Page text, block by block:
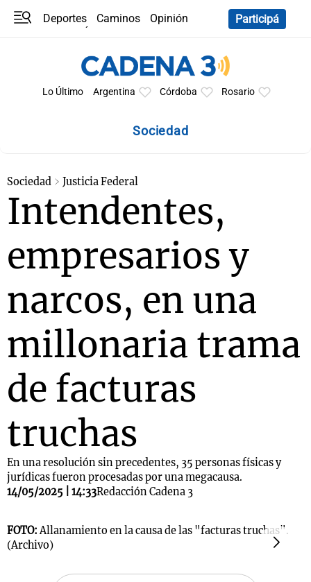
Deportes Caminos
Opinión
Participá
Lo Último Argentina Córdoba Rosario
Sociedad
Sociedad Justicia Federal
Intendentes,
empresarios y
narcos, en una
millonaria trama
de facturas
truchas
En una resolución sin precedentes, 35 personas físicas y
jurídicas fueron procesadas por una megacausa.
14/05/2025 | 14:33Redacción Cadena 3
FOTO:Allanamiento en la causa de las "facturas truchas".
(Archivo)